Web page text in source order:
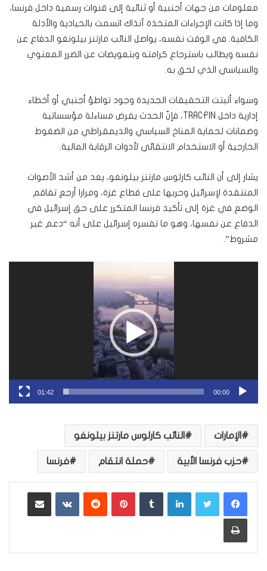
معلومات من جهات أجنبية أو ثنائية إلى قنوات رسمية داخل فرنسا،
وما إذا كانت الإجراءات المتخذة آنذاك اتسمت بالحيادية والأدلة
الكافية. في الوقت نفسه، يواصل النائب مارتنز بيلونغو الدفاع عن
نفسه ويطالب باسترجاع كرامته وبتعويضات عن الضرر المعنوي
والسياسي الذي لحق به.
وسواء أثبتت التحقيقات الجديدة وجود تواطؤ أجنبي أو أخطاء
إدارية داخل TRACFIN، فإنّ الحدث يفرض مساءلة مؤسساتية
وضمانات لحماية المناخ السياسي والديمقراطي من الضغوط
الخارجية أو الاستخدام الانتقائي لأدوات الرقابة المالية.
يشار إلى أن النائب كارلوس مارتنز بيلونغو، يعد من أشد الأصوات
المنتقدة لإسرائيل وحربها على قطاع غزة، ومرارا أرجع تفاقم
الوضع في غزة إلى تأكيد فرنسا المتكرر على حق إسرائيل في
الدفاع عن نفسها، وهو ما تفسره إسرائيل على أنه “دعم غير
مشروط”.
00:00
01:42
الإمارات النائب كارلوس مارتنز بيلونغو
حزب فرنسا الأبية حملة انتقام فرنسا
لينكدإن بينتيريست مشاركة عبر البريد
طباعة